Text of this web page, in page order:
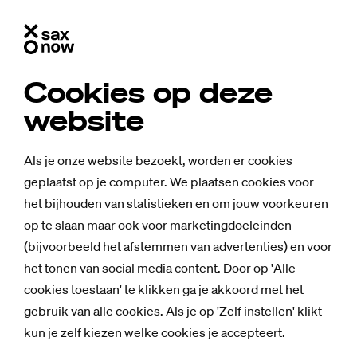
Cookies op deze
website
Als je onze website bezoekt, worden er cookies
geplaatst op je computer. We plaatsen cookies voor
het bijhouden van statistieken en om jouw voorkeuren
op te slaan maar ook voor marketingdoeleinden
(bijvoorbeeld het afstemmen van advertenties) en voor
het tonen van social media content. Door op 'Alle
cookies toestaan' te klikken ga je akkoord met het
gebruik van alle cookies. Als je op 'Zelf instellen' klikt
kun je zelf kiezen welke cookies je accepteert.